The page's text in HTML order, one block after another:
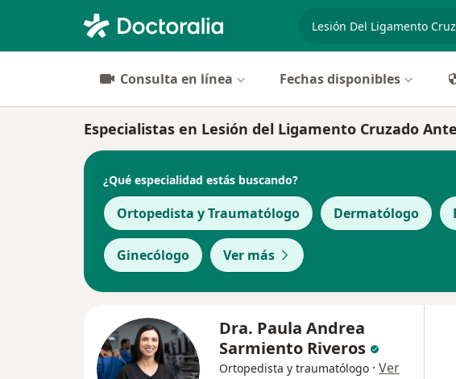
especialidad,
Consulta en línea Fechas disponibles
Especialistas en Lesión del Ligamento Cruzado
¿Qué especialidad estás buscando?
Ortopedista y Traumatólogo Dermatólogo
Ginecólogo Ver más
Dra. Paula Andrea
Sarmiento Riveros
Ortopedista y traumatólogo · Ver